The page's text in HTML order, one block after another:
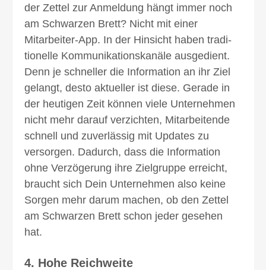
der Zettel zur Anmeldung hängt immer noch
am Schwarzen Brett? Nicht mit einer
Mitarbeiter-App. In der Hinsicht haben tradi­
tionelle Kommuni­kations­kanäle ausgedient.
Denn je schneller die Information an ihr Ziel
gelangt, desto aktueller ist diese. Gerade in
der heutigen Zeit können viele Unter­nehmen
nicht mehr darauf verzichten, Mitarbeitende
schnell und zuverlässig mit Updates zu
versorgen. Dadurch, dass die Information
ohne Verzögerung ihre Zielgruppe erreicht,
braucht sich Dein Unternehmen also keine
Sorgen mehr darum machen, ob den Zettel
am Schwarzen Brett schon jeder gesehen
hat.
4. Hohe Reichweite